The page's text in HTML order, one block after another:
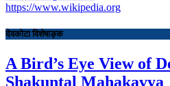
https://www.wikipedia.org
देवकोटा विशेषाङ्क
A Bird’s Eye View of
Shakuntal Mahakavya